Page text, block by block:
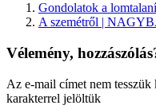
Gondolatok a
A szemétről |
Vélemény,
Az e-mail címet nem tesszük
karakterrel jelöltük